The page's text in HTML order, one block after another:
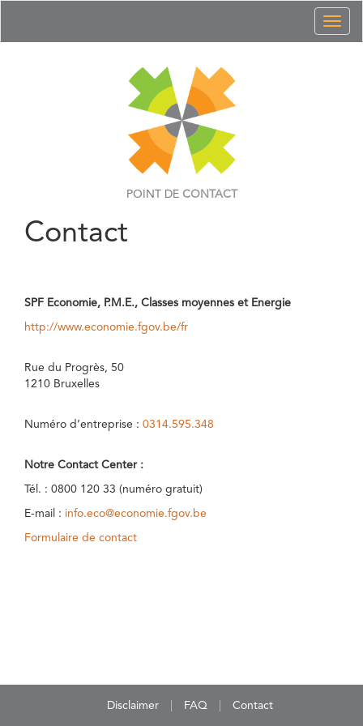
POINT DE CONTACT
Contact
SPF Economie, P.M.E., Classes moyennes et Energie
http://www.economie.fgov.be/fr
Rue du Progrès, 50
1210 Bruxelles
Numéro d’entreprise : 0314.595.348
Notre Contact Center :
Tél. : 0800 120 33 (numéro gratuit)
E-mail : info.eco@economie.fgov.be
Formulaire de contact
Disclaimer FAQ Contact